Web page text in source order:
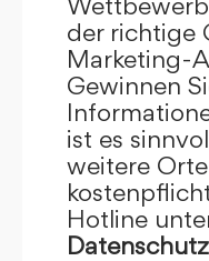
der richtige
Marketing-
Gewinnen
ist es
weitere
Hotline
Datenschutz